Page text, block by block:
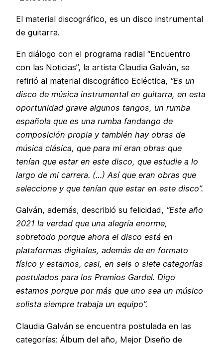
El material discográfico, es un disco instrumental
de guitarra.
En diálogo con el programa radial “Encuentro
con las Noticias”, la artista Claudia Galván, se
refirió al material discográfico Ecléctica, “Es un
disco de música instrumental en guitarra, en esta
oportunidad grave algunos tangos, un rumba
española que es una rumba fandango de
composición propia y también hay obras de
música clásica, que para mi eran obras que
tenían que estar en este disco, que estudie a lo
largo de mi carrera. (…) Así que eran obras que
seleccione y que tenían que estar en este disco”.
Galván, además, describió su felicidad, “Este año
2021 la verdad que una alegría enorme,
sobretodo porque ahora el disco está en
plataformas digitales, además de en formato
físico y estamos, casi, en seis o siete categorías
postulados para los Premios Gardel. Digo
estamos porque por más que uno sea un músico
solista siempre trabaja un equipo”.
Claudia Galván se encuentra postulada en las
categorías: Álbum del año, Mejor Diseño de